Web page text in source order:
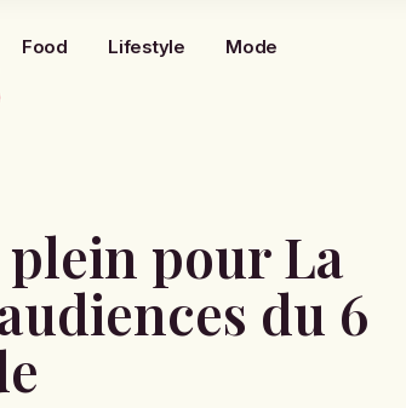
Food Lifestyle Mode
pour La
du 6